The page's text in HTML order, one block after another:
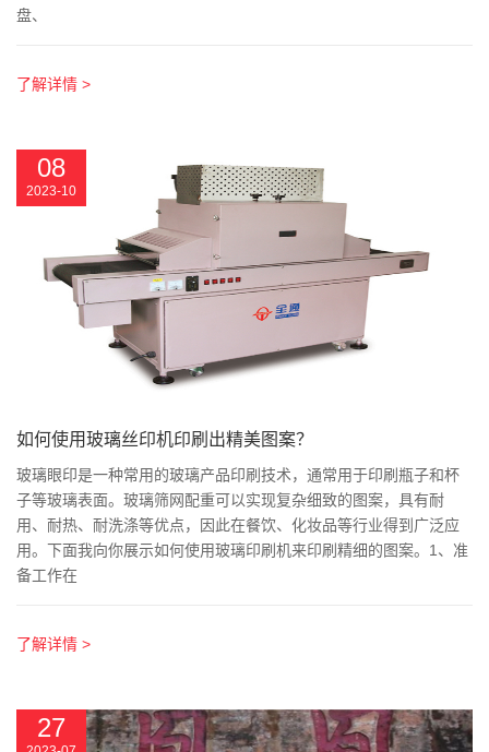
盘、
了解详情 >
08
2023-10
如何使用玻璃丝印机印刷出精美图案？
玻璃眼印是一种常用的玻璃产品印刷技术，通常用于印刷瓶子和杯
子等玻璃表面。玻璃筛网配重可以实现复杂细致的图案，具有耐
用、耐热、耐洗涤等优点，因此在餐饮、化妆品等行业得到广泛应
用。下面我向你展示如何使用玻璃印刷机来印刷精细的图案。1、准
备工作在
了解详情 >
27